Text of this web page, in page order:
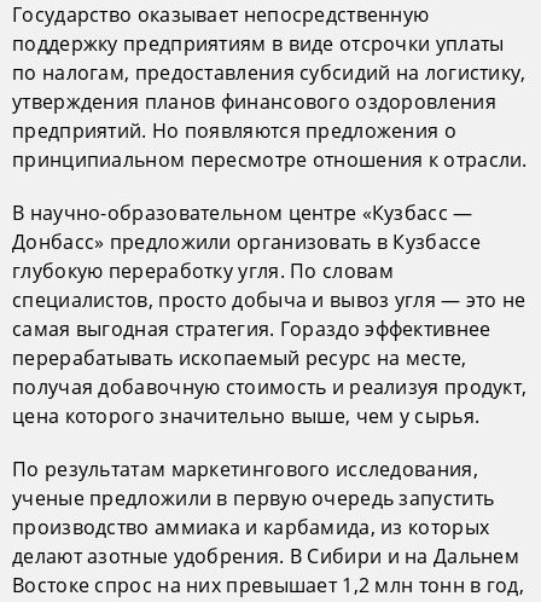
Государство оказывает непосредственную
поддержку предприятиям в виде отсрочки уплаты
по налогам, предоставления субсидий на логистику,
утверждения планов финансового оздоровления
предприятий. Но появляются предложения о
принципиальном пересмотре отношения к отрасли.
В научно-образовательном центре «Кузбасс —
Донбасс» предложили организовать в Кузбассе
глубокую переработку угля. По словам
специалистов, просто добыча и вывоз угля — это не
самая выгодная стратегия. Гораздо эффективнее
перерабатывать ископаемый ресурс на месте,
получая добавочную стоимость и реализуя продукт,
цена которого значительно выше, чем у сырья.
По результатам маркетингового исследования,
ученые предложили в первую очередь запустить
производство аммиака и карбамида, из которых
делают азотные удобрения. В Сибири и на Дальнем
Востоке спрос на них превышает 1,2 млн тонн в год,